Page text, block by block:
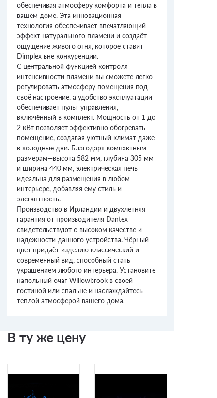
обеспечивая атмосферу комфорта и тепла в
вашем доме. Эта инновационная
технология обеспечивает впечатляющий
эффект натурального пламени и создаёт
ощущение живого огня, которое ставит
Dimplex вне конкуренции.
С центральной функцией контроля
интенсивности пламени вы сможете легко
регулировать атмосферу помещения под
своё настроение, а удобство эксплуатации
обеспечивает пульт управления,
включённый в комплект. Мощность от 1 до
2 кВт позволяет эффективно обогревать
помещение, создавая уютный климат даже
в холодные дни. Благодаря компактным
размерам—высота 582 мм, глубина 305 мм
и ширина 440 мм, электрическая печь
идеальна для размещения в любом
интерьере, добавляя ему стиль и
элегантность.
Производство в Ирландии и двухлетняя
гарантия от производителя Dantex
свидетельствуют о высоком качестве и
надежности данного устройства. Чёрный
цвет придаёт изделию классический и
современный вид, способный стать
украшением любого интерьера. Установите
напольный очаг Willowbrook в своей
гостиной или спальне и наслаждайтесь
теплой атмосферой вашего дома.
В ту же цену